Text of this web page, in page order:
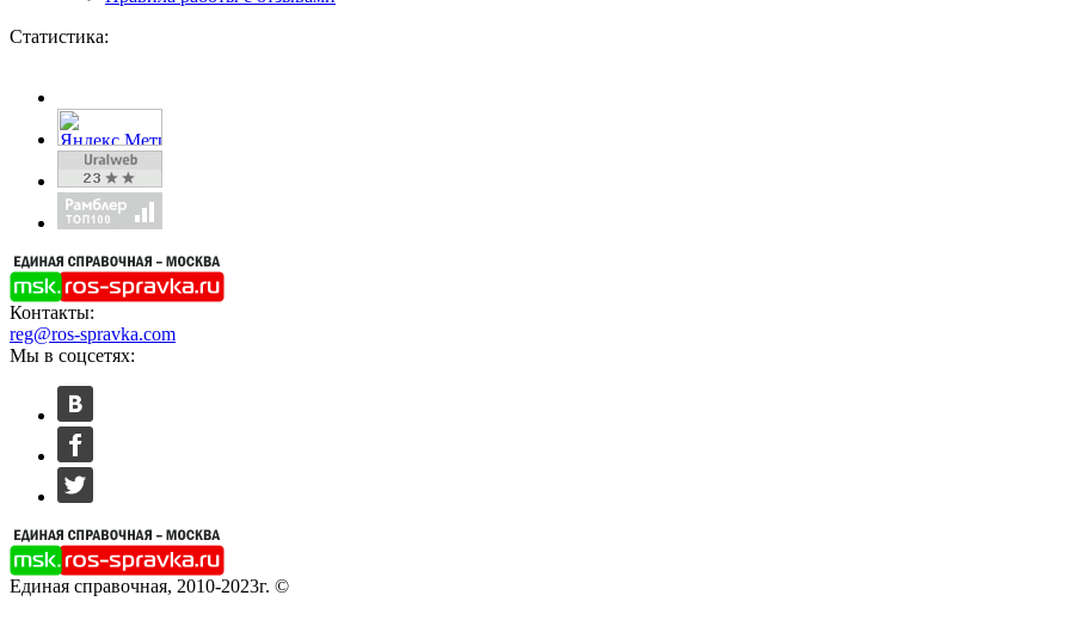
Статистика:
Контакты:
reg@ros-spravka.com
Мы в соцсетях:
Единая справочная, 2010-2023г. ©